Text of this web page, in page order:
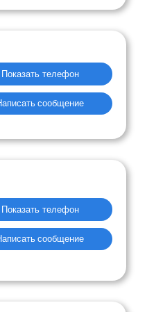
Показать телефон
сообщение
Показать телефон
сообщение